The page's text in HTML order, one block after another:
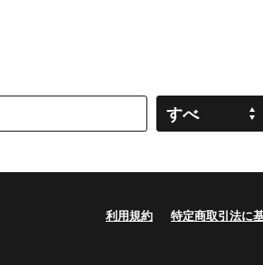
すべ
利用規約 特定商取引法に